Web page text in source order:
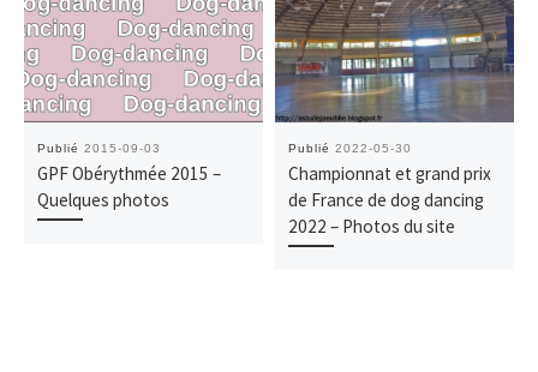
Publié 2015-09-03
GPF Obérythmée 2015 –
Quelques photos
Publié 2022-05-30
Championnat et grand prix
de France de dog dancing
2022 – Photos du site